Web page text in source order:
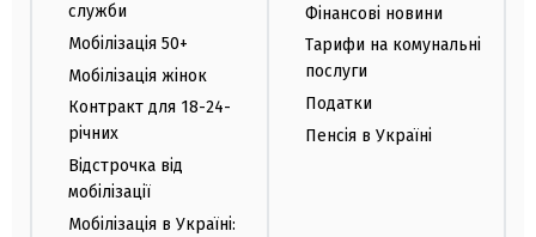
служби
Мобілізація 50+
Мобілізація жінок
Контракт для 18-24-
річних
Відстрочка від
мобілізації
Мобілізація в Україні:
Фінансові новини
Тарифи на комунальні
послуги
Податки
Пенсія в Україні